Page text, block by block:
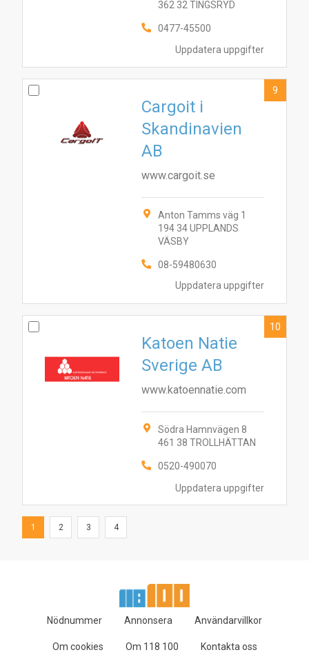
Uppdatera uppgifter
362 32 TINGSRYD
0477-45500
Uppdatera uppgifter
Cargoit i
Skandinavien
AB
www.cargoit.se
Anton Tamms väg 1
194 34 UPPLANDS
VÄSBY
08-59480630
9
Uppdatera uppgifter
Katoen Natie
Sverige AB
www.katoennatie.com
Södra Hamnvägen 8
461 38 TROLLHÄTTAN
0520-490070
10
1 2 3 4
Nödnummer Annonsera Användarvillkor
Om cookies Om 118 100 Kontakta oss